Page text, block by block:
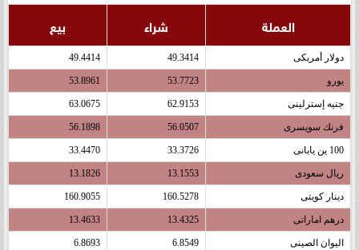
العملة شراء بيع
دولار أمريكى 49.3414
49.4414
يورو 53.7723
53.8961
جنيه إسترلينى 62.9153
63.0675
فرنك سويسرى 56.0507
56.1898
100 ين يابانى 33.3726
33.4470
ريال سعودى 13.1553
13.1826
دينار كويتى 160.5278
160.9055
درهم اماراتى 13.4325
13.4633
اليوان الصينى 6.8549
6.8693